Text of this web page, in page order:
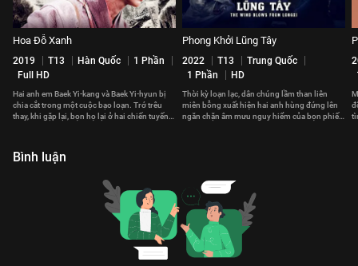
Hoa Đỗ Xanh
2019 T13 Hàn Quốc
1 Phần
Full HD
Hai anh em Baek Yi-kang và Baek Yi-hyun bị
chia cắt trong một cuộc bạo loạn. Trớ trêu
thay, khi gặp lại, bọn họ lại ở hai chiến tuyến
Phong Khởi Lũng Tây
2022 T13
Trung Quốc
1 Phần
HD
Thời kỳ loạn lạc, dân chúng lầm than liên
miên bỗng xuất hiện hai anh hùng đứng lên
ngăn chặn âm mưu nguy hiểm của bọn phiến
Bình luận